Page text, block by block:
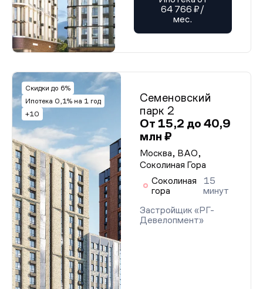
64 766 ₽/
мес.
Скидки до 6%
Ипотека 0,1% на 1 год
+10
Семеновский
парк 2
От 15,2 до 40,9
млн ₽
Москва, ВАО,
Соколиная Гора
Соколиная
гора
15
минут
Застройщик «РГ-
Девелопмент»